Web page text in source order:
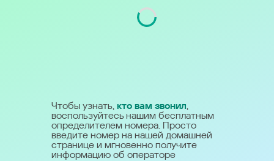
Чтобы узнать, кто вам звонил,
воспользуйтесь нашим бесплатным
определителем номера. Просто
введите номер на нашей домашней
странице и мгновенно получите
информацию об операторе